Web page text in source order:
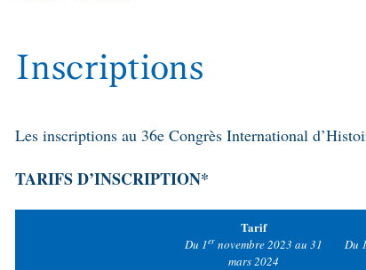
Inscriptions
Les inscriptions au 36e Congrès International
TARIFS D’INSCRIPTION*
Tarif
Du 1ernovembre 2023 au 31
mars 2024
Du 1